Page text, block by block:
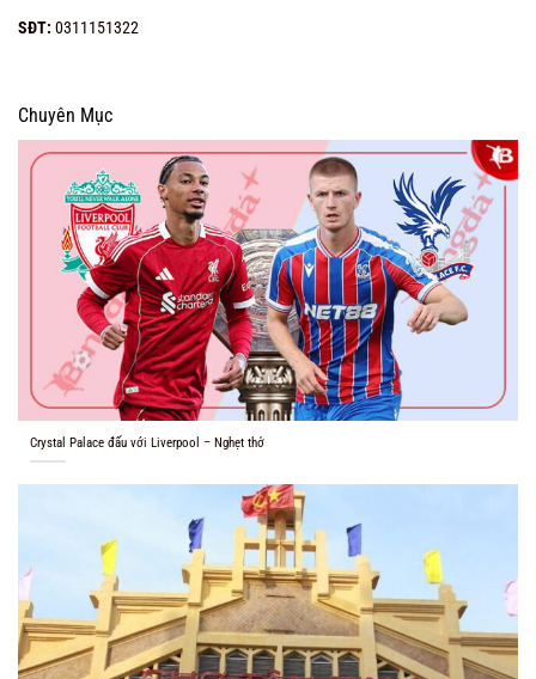
SĐT: 0311151322
Chuyên Mục
Crystal Palace đấu với Liverpool – Nghẹt thở